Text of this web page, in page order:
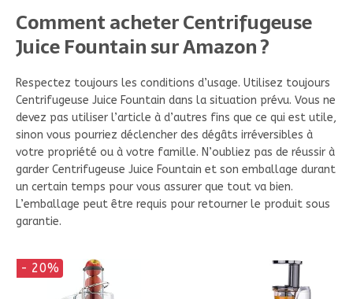
Comment acheter Centrifugeuse
Juice Fountain sur Amazon ?
Respectez toujours les conditions d’usage. Utilisez toujours
Centrifugeuse Juice Fountain dans la situation prévu. Vous ne
devez pas utiliser l’article à d’autres fins que ce qui est utile,
sinon vous pourriez déclencher des dégâts irréversibles à
votre propriété ou à votre famille. N’oubliez pas de réussir à
garder Centrifugeuse Juice Fountain et son emballage durant
un certain temps pour vous assurer que tout va bien.
L’emballage peut être requis pour retourner le produit sous
garantie.
- 20%